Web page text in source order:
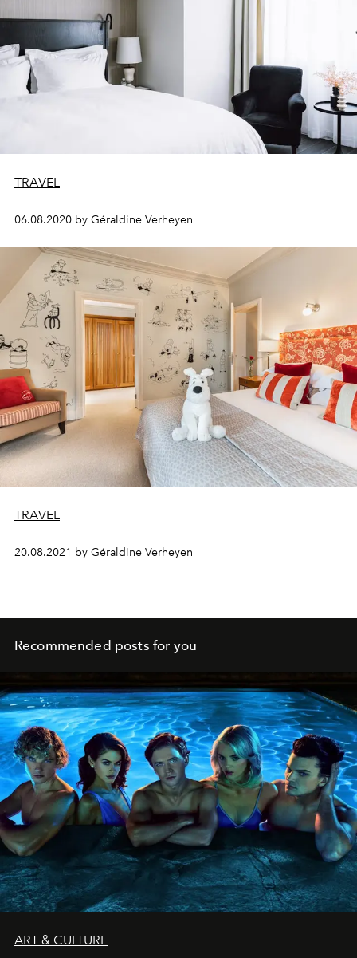
TRAVEL
06.08.2020 by Géraldine Verheyen
TRAVEL
20.08.2021 by Géraldine Verheyen
Recommended posts for you
ART & CULTURE